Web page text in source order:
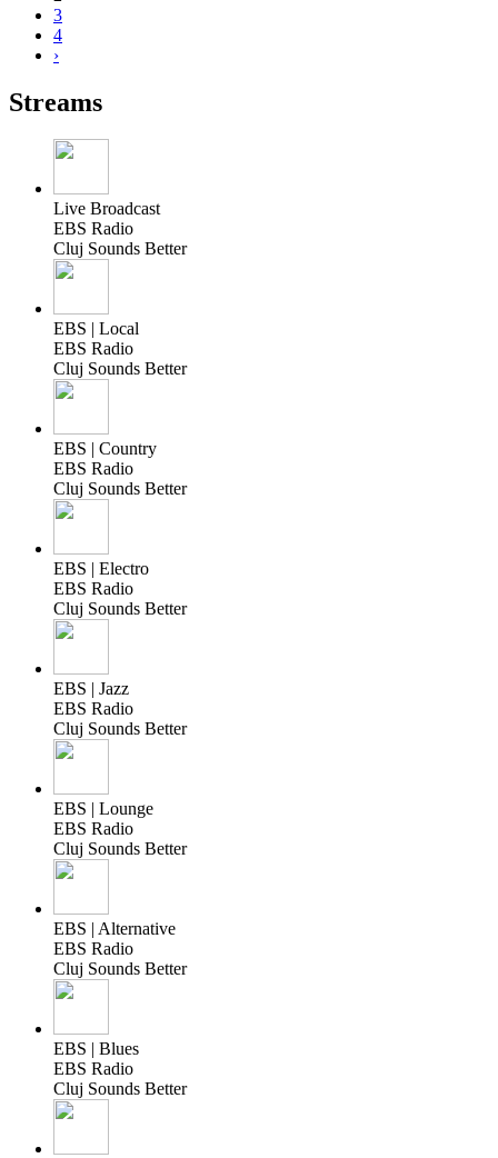
3
4
›
Streams
Live Broadcast
EBS Radio
Cluj Sounds Better
EBS | Local
EBS Radio
Cluj Sounds Better
EBS | Country
EBS Radio
Cluj Sounds Better
EBS | Electro
EBS Radio
Cluj Sounds Better
EBS | Jazz
EBS Radio
Cluj Sounds Better
EBS | Lounge
EBS Radio
Cluj Sounds Better
EBS | Alternative
EBS Radio
Cluj Sounds Better
EBS | Blues
EBS Radio
Cluj Sounds Better